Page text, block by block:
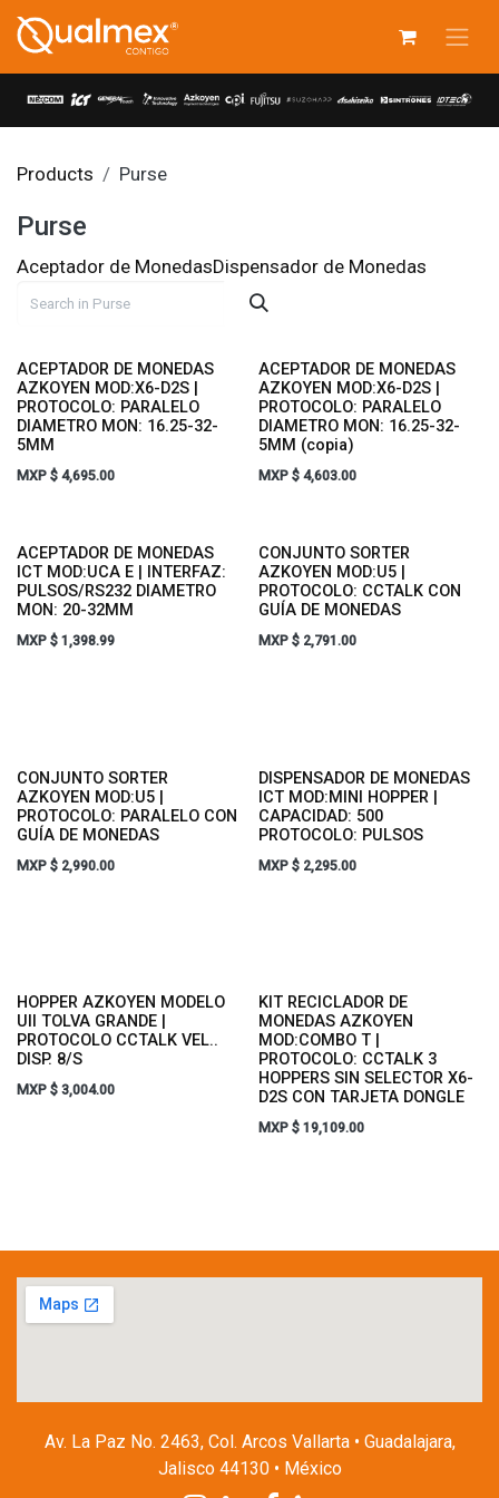
Products Purse
Purse
Aceptador de MonedasDispensador de Monedas
ACEPTADOR DE MONEDAS
AZKOYEN MOD:X6-D2S |
PROTOCOLO: PARALELO
DIAMETRO MON: 16.25-32-
5MM
MXP $ 4,695.00
ACEPTADOR DE MONEDAS
AZKOYEN MOD:X6-D2S |
PROTOCOLO: PARALELO
DIAMETRO MON: 16.25-32-
5MM (copia)
MXP $ 4,603.00
ACEPTADOR DE MONEDAS
ICT MOD:UCA E | INTERFAZ:
PULSOS/RS232 DIAMETRO
MON: 20-32MM
MXP $ 1,398.99
CONJUNTO SORTER
AZKOYEN MOD:U5 |
PROTOCOLO: CCTALK CON
GUÍA DE MONEDAS
MXP $ 2,791.00
CONJUNTO SORTER
AZKOYEN MOD:U5 |
PROTOCOLO: PARALELO CON
GUÍA DE MONEDAS
MXP $ 2,990.00
DISPENSADOR DE MONEDAS
ICT MOD:MINI HOPPER |
CAPACIDAD: 500
PROTOCOLO: PULSOS
MXP $ 2,295.00
HOPPER AZKOYEN MODELO
UII TOLVA GRANDE |
PROTOCOLO CCTALK VEL..
DISP. 8/S
MXP $ 3,004.00
KIT RECICLADOR DE
MONEDAS AZKOYEN
MOD:COMBO T |
PROTOCOLO: CCTALK 3
HOPPERS SIN SELECTOR X6-
D2S CON TARJETA DONGLE
MXP $ 19,109.00
Av. La Paz No. 2463, Col. Arcos Vallarta • Guadalajara,
Jalisco 44130 • México